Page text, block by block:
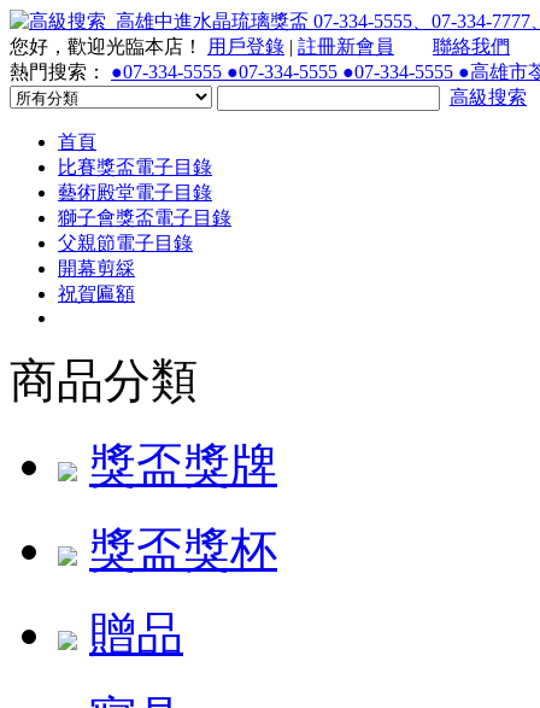
您好，歡迎光臨本店！ 用戶登錄 | 註冊新會員
聯絡我們
熱門搜索： ●07-334-5555 ●07-334-5555 ●07-334-5555 ●高雄
高級搜索
首頁
比賽獎盃電子目錄
藝術殿堂電子目錄
獅子會獎盃電子目錄
父親節電子目錄
開幕剪綵
祝賀匾額
商品分類
獎盃獎牌
獎盃獎杯
贈品